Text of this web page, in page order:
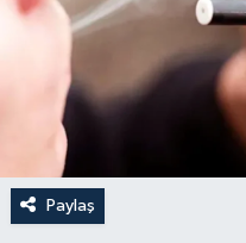
Paylaş
Spor